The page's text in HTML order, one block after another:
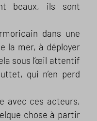
beaux, ils sont
dans une
la mer, à déployer
sous l’œil attentif
qui n’en perd
avec ces acteurs,
chose à partir